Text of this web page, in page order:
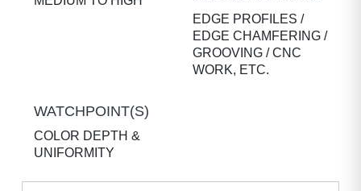
EDGE PROFILES /
EDGE CHAMFERING /
GROOVING / CNC
WORK, ETC.
WATCHPOINT(S)
COLOR DEPTH &
UNIFORMITY